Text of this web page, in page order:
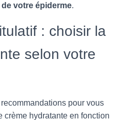
de votre épiderme.
: choisir la
selon votre
pour vous
crème hydratante en fonction